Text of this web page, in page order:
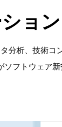
ョ
分析、技術
ソフトウェア